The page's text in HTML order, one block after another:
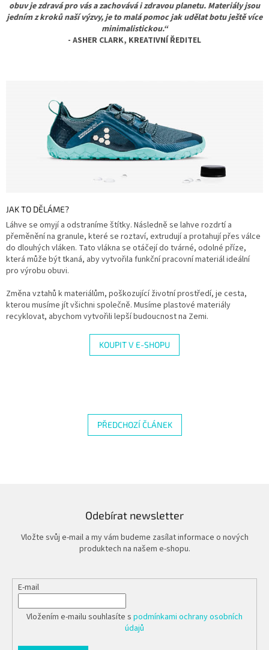
obuv je zdravá pro vás a zachovává i zdravou planetu. Materiály jsou
jedním z kroků naší výzvy, je to malá pomoc jak udělat botu ještě více
minimalistickou.“
- ASHER CLARK, KREATIVNÍ ŘEDITEL
JAK TO DĚLÁME?
Láhve se omyjí a odstraníme štítky. Následně se lahve rozdrtí a
přeměnění na granule, které se roztaví, extrudují a protahují přes válce
do dlouhých vláken. Tato vlákna se otáčejí do tvárné, odolné příze,
která může být tkaná, aby vytvořila funkční pracovní materiál ideální
pro výrobu obuvi.
Změna vztahů k materiálům, poškozující životní prostředí, je cesta,
kterou musíme jít všichni společně. Musíme plastové materiály
recyklovat, abychom vytvořili lepší budoucnost na Zemi.
KOUPIT V E-SHOPU
PŘEDCHOZÍ ČLÁNEK
Odebírat newsletter
Vložte svůj e-mail a my vám budeme zasílat informace o nových
produktech na našem e-shopu.
E-mail
Vložením e-mailu souhlasíte s podmínkami ochrany osobních
údajů